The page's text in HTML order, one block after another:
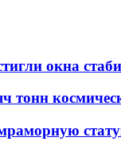
окна
тонн